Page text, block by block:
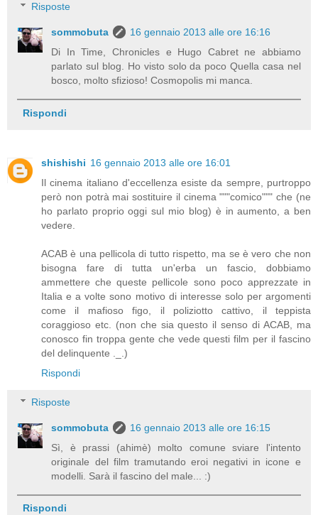
Risposte
sommobuta
16 gennaio 2013 alle ore 16:16
Di In Time, Chronicles e Hugo Cabret ne abbiamo
parlato sul blog. Ho visto solo da poco Quella casa nel
bosco, molto sfizioso! Cosmopolis mi manca.
Rispondi
shishishi 16 gennaio 2013 alle ore 16:01
Il cinema italiano d'eccellenza esiste da sempre, purtroppo
però non potrà mai sostituire il cinema """comico""" che (ne
ho parlato proprio oggi sul mio blog) è in aumento, a ben
vedere.
ACAB è una pellicola di tutto rispetto, ma se è vero che non
bisogna fare di tutta un'erba un fascio, dobbiamo
ammettere che queste pellicole sono poco apprezzate in
Italia e a volte sono motivo di interesse solo per argomenti
come il mafioso figo, il poliziotto cattivo, il teppista
coraggioso etc. (non che sia questo il senso di ACAB, ma
conosco fin troppa gente che vede questi film per il fascino
del delinquente ._.)
Rispondi
Risposte
sommobuta
16 gennaio 2013 alle ore 16:15
Sì, è prassi (ahimè) molto comune sviare l'intento
originale del film tramutando eroi negativi in icone e
modelli. Sarà il fascino del male... :)
Rispondi